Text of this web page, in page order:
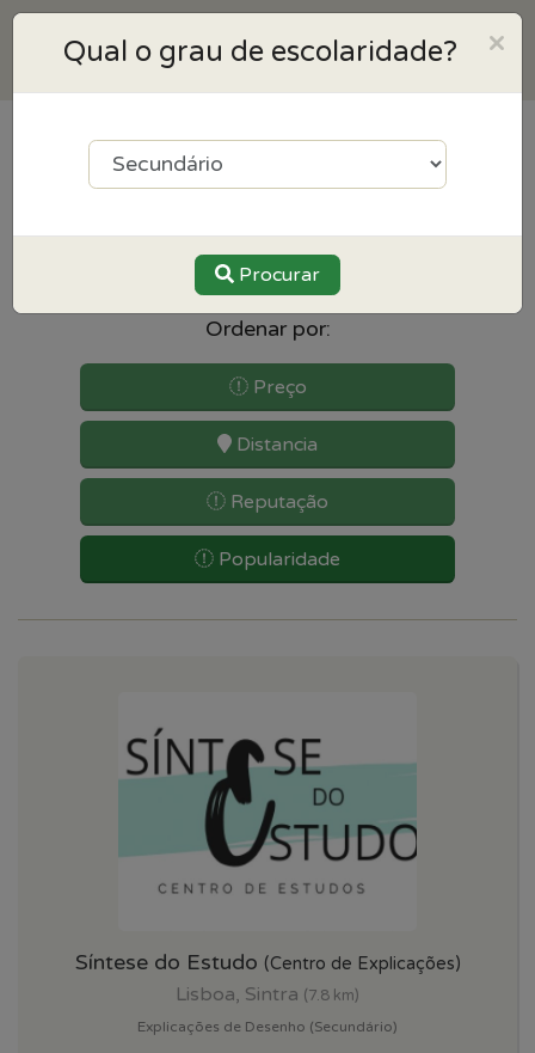
resultados para Desenho
Ordenar por:
Preço
Distancia
Reputação
Popularidade
Síntese do Estudo (Centro de Explicações)
Lisboa, Sintra (7.8 km)
Explicações de Desenho (Secundário)
×
Qual o grau de escolaridade?
Procurar